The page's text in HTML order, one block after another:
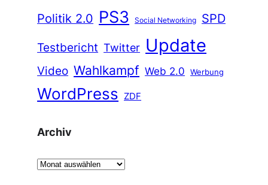
Politik 2.0 PS3 Social Networking
SPD
Testbericht Twitter Update
Video Wahlkampf Web 2.0 Werbung
WordPress ZDF
Archiv
A